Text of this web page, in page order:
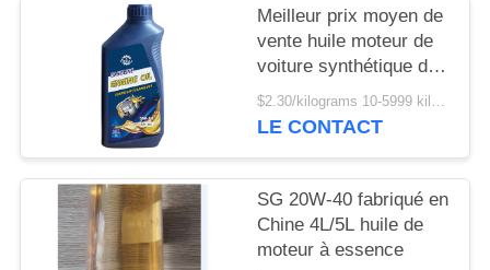
Meilleur prix moyen de
vente huile moteur de
voiture synthétique de
haute qualité
1L/bouteille SN 5W-40
$2.30/kilograms 10-5999 kilograms MOQ:10 kilogrammes
LE CONTACT
SG 20W-40 fabriqué en
Chine 4L/5L huile de
moteur à essence